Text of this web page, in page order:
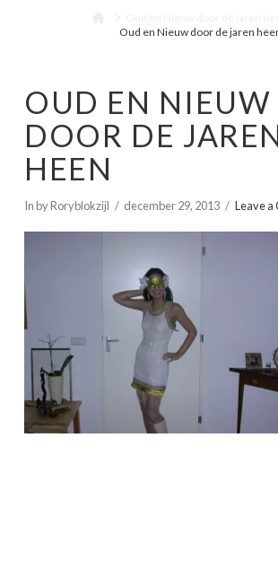
Oud en Nieuw door de jaren
OUD EN NIEUW
DOOR DE
HEEN
In by Roryblokzijl december 29, 2013 Leave a